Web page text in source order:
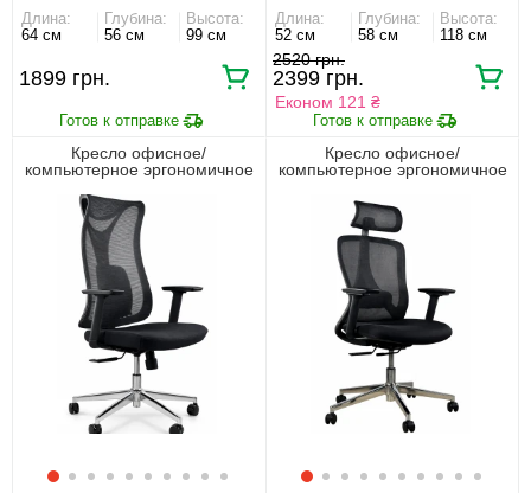
Длина:
64 см
Глубина:
56 см
Высота:
99 см
1899 грн.
Длина:
52 см
Глубина:
58 см
Высота:
118 см
2520 грн.
2399 грн.
Економ 121 ₴
Кресло офисное/
компьютерное эргономичное
Home Черный
Кресло офисное/
компьютерное эргономичное
Home Черный